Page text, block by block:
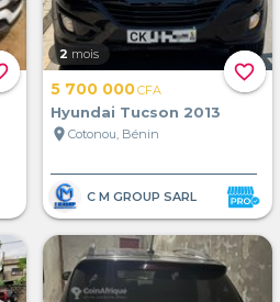
favorite_border
2 mois
5 700 000CFA
Hyundai Tucson 2013
location_on Cotonou, Bénin
C M GROUP SARL